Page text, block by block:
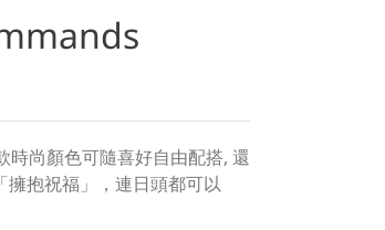
時尚顏色可隨喜好自由配搭, 還
擁抱祝福」，連日頭都可以